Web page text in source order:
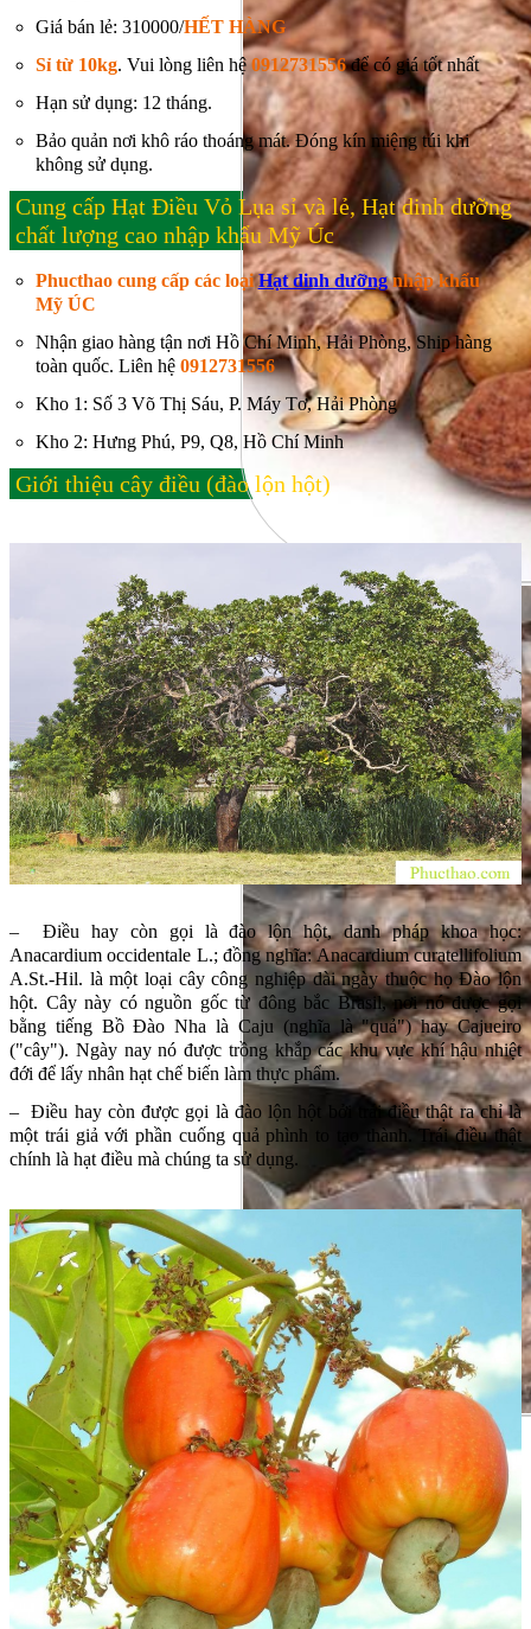
Giá bán lẻ: 310000/HẾT HÀNG
Sỉ từ 10kg. Vui lòng liên hệ0912731556để có giá tốt nhất
Hạn sử dụng: 12 tháng.
Bảo quản nơi khô ráo thoáng mát. Đóng kín miệng túi khi
không sử dụng.
Cung cấp Hạt Điều Vỏ Lụa sỉ và lẻ, Hạt dinh dưỡng
chất lượng cao nhập khẩu Mỹ Úc
Phucthao cung cấp các loạiHạt dinh dưỡngnhập khẩu
Mỹ ÚC
Nhận giao hàng tận nơi Hồ Chí Minh, Hải Phòng, Ship hàng
toàn quốc. Liên hệ 0912731556
Kho 1: Số 3 Võ Thị Sáu, P. Máy Tơ, Hải Phòng
Kho 2: Hưng Phú, P9, Q8, Hồ Chí Minh
Giới thiệu cây điều (đào lộn hột)
– Điều hay còn gọi là đào lộn hột, danh pháp khoa học:
Anacardium occidentale L.; đồng nghĩa: Anacardium curatellifolium
A.St.-Hil. là một loại cây công nghiệp dài ngày thuộc họ Đào lộn
hột. Cây này có nguồn gốc từ đông bắc Brasil, nơi nó được gọi
bằng tiếng Bồ Đào Nha là Caju (nghĩa là "quả") hay Cajueiro
("cây"). Ngày nay nó được trồng khắp các khu vực khí hậu nhiệt
đới để lấy nhân hạt chế biến làm thực phẩm.
– Điều hay còn được gọi là đào lộn hột bởi trái điều thật ra chỉ là
một trái giả với phần cuống quả phình to tạo thành. Trái điều thật
chính là hạt điều mà chúng ta sử dụng.